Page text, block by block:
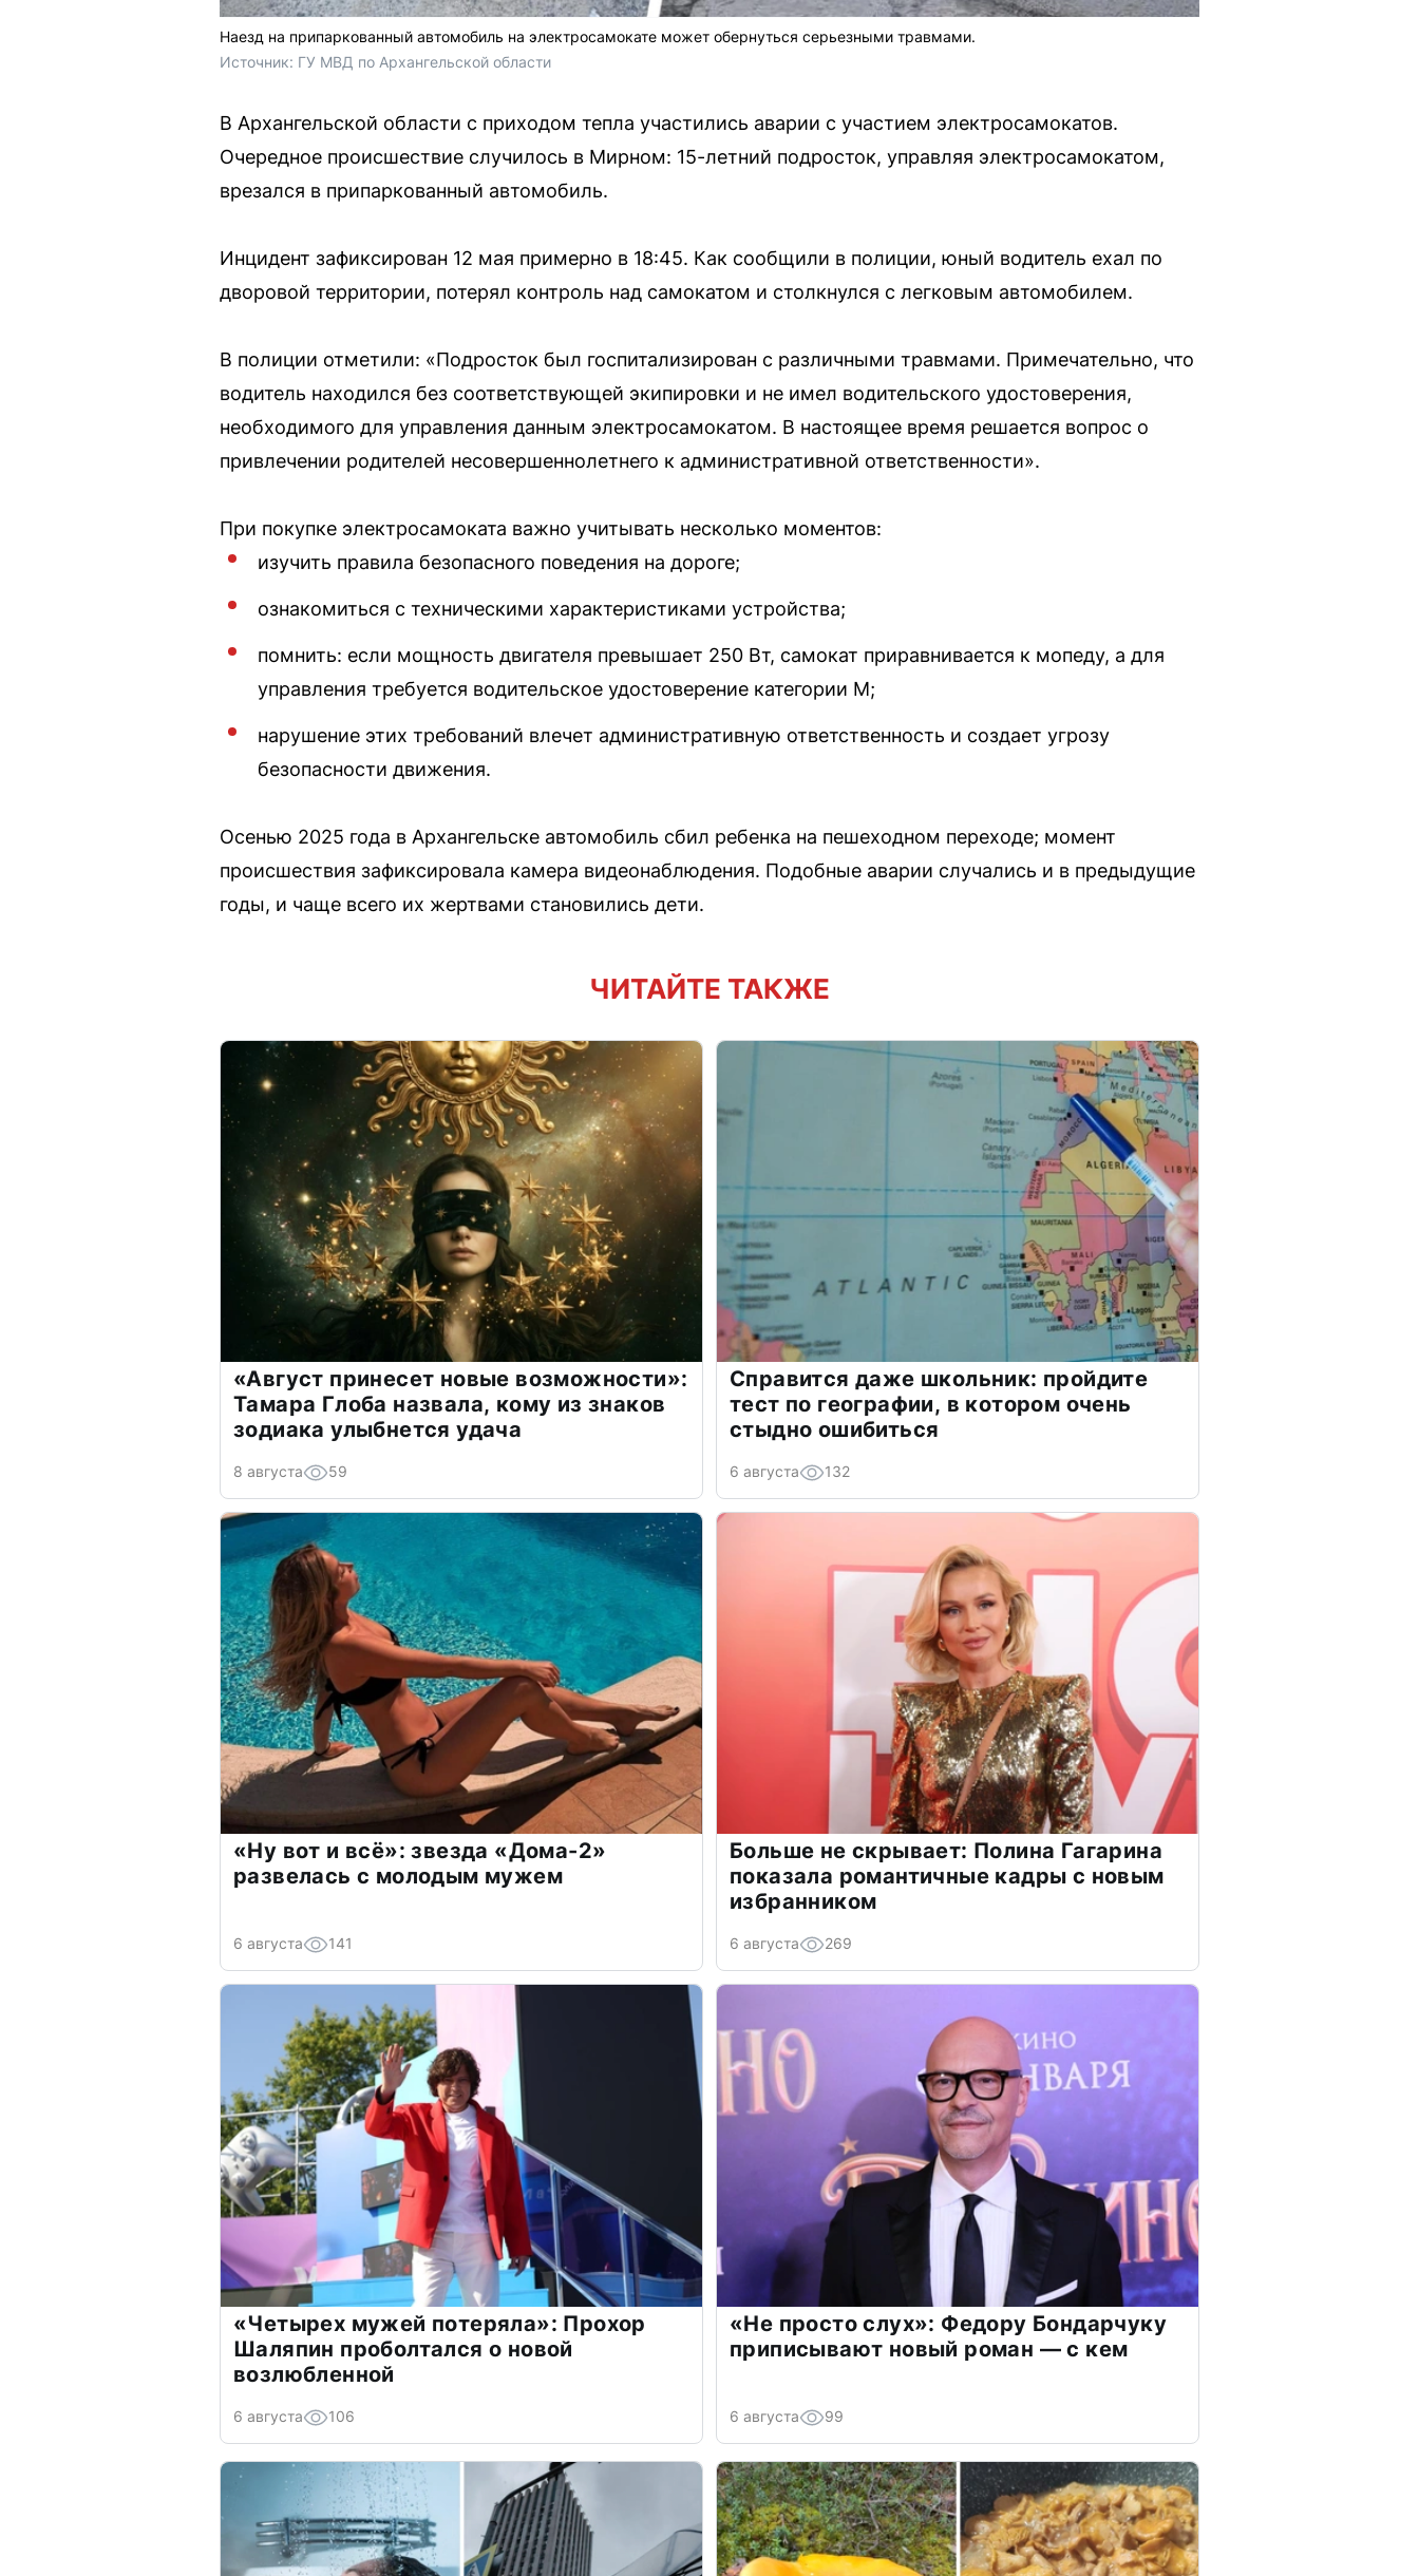
Наезд на припаркованный автомобиль на электросамокате может обернуться серьезными травмами.
Источник: ГУ МВД по Архангельской области
В Архангельской области с приходом тепла участились аварии с участием электросамокатов.
Очередное происшествие случилось в Мирном: 15-летний подросток, управляя электросамокатом,
врезался в припаркованный автомобиль.
Инцидент зафиксирован 12 мая примерно в 18:45. Как сообщили в полиции, юный водитель ехал по
дворовой территории, потерял контроль над самокатом и столкнулся с легковым автомобилем.
В полиции отметили: «Подросток был госпитализирован с различными травмами. Примечательно, что
водитель находился без соответствующей экипировки и не имел водительского удостоверения,
необходимого для управления данным электросамокатом. В настоящее время решается вопрос о
привлечении родителей несовершеннолетнего к административной ответственности».
При покупке электросамоката важно учитывать несколько моментов:
изучить правила безопасного поведения на дороге;
ознакомиться с техническими характеристиками устройства;
помнить: если мощность двигателя превышает 250 Вт, самокат приравнивается к мопеду, а для
управления требуется водительское удостоверение категории M;
нарушение этих требований влечет административную ответственность и создает угрозу
безопасности движения.
Осенью 2025 года в Архангельске автомобиль сбил ребенка на пешеходном переходе; момент
происшествия зафиксировала камера видеонаблюдения. Подобные аварии случались и в предыдущие
годы, и чаще всего их жертвами становились дети.
ЧИТАЙТЕ ТАКЖЕ
«Август принесет новые возможности»:
Тамара Глоба назвала, кому из знаков
зодиака улыбнется удача
8 августа 59
Справится даже школьник: пройдите
тест по географии, в котором очень
стыдно ошибиться
6 августа 132
«Ну вот и всё»: звезда «Дома-2»
развелась с молодым мужем
6 августа 141
Больше не скрывает: Полина Гагарина
показала романтичные кадры с новым
избранником
6 августа 269
«Четырех мужей потеряла»: Прохор
Шаляпин проболтался о новой
возлюбленной
6 августа 106
«Не просто слух»: Федору Бондарчуку
приписывают новый роман — с кем
6 августа 99